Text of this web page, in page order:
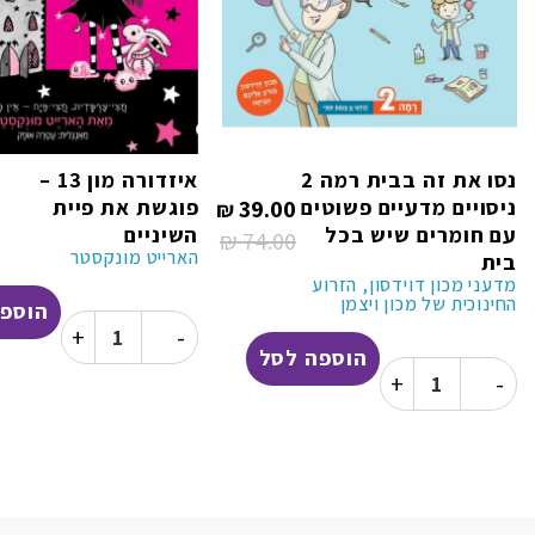
נסו את זה בבית רמה 2
ניסויים מדעיים פשוטים
עם חומרים שיש בכל
בית
מדעני מכון דוידסון, הזרוע
החינוכית של מכון ויצמן
74.00
₪המחיר
39.00
₪הנוכחי
הוא:
כמות של נסו את זה בבית רמה 2 ניסויים מדעיים פשוטים עם חומרים שיש בכל בית
הוספה לסל
איזדורה מון 13 –
פוגשת את פיית
השיניים
הארייט מונקסטר
כמות של איזדורה מון 13 - פוגשת את